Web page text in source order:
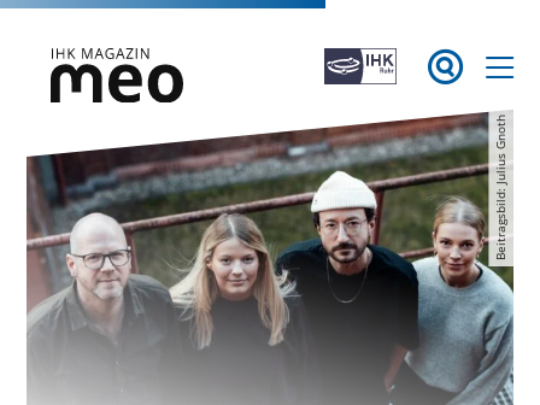

IHK Magazin meo Beitragsbild: Julius Gnoth